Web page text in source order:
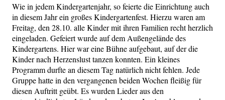
Wie in jedem Kindergartenjahr, so feierte die Einrichtung auch
in diesem Jahr ein großes Kindergartenfest. Hierzu waren am
Freitag, den 28.10. alle Kinder mit ihren Familien recht herzlich
eingeladen. Gefeiert wurde auf dem Außengelände des
Kindergartens. Hier war eine Bühne aufgebaut, auf der die
Kinder nach Herzenslust tanzen konnten. Ein kleines
Programm durfte an diesem Tag natürlich nicht fehlen. Jede
Gruppe hatte in den vergangenen beiden Wochen fleißig für
diesen Auftritt geübt. Es wurden Lieder aus den